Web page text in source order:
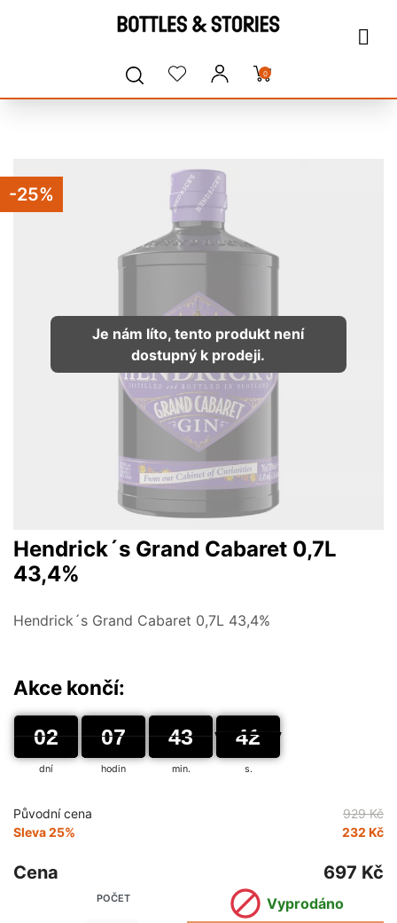
0
-25%
Je nám líto, tento produkt není
dostupný k prodeji.
Hendrick´s Grand Cabaret 0,7L
43,4%
Hendrick´s Grand Cabaret 0,7L 43,4%
Akce končí:
02
02
00
dní
07
07
00
hodin
43
43
00
min.
41
41
42
s.
Původní cena
929 Kč
Sleva 25%
232 Kč
Cena 697 Kč
POČET  Vyprodáno